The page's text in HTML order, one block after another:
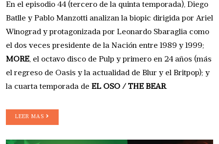
En el episodio 44 (tercero de la quinta temporada), Diego
Batlle y Pablo Manzotti analizan la biopic dirigida por Ariel
Winograd y protagonizada por Leonardo Sbaraglia como
el dos veces presidente de la Nación entre 1989 y 1999;
MORE, el octavo disco de Pulp y primero en 24 años (más
el regreso de Oasis y la actualidad de Blur y el Britpop); y
la cuarta temporada de EL OSO / THE BEAR.
LEER MAS